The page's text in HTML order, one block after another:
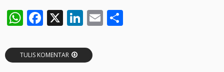
WhatsApp
Facebook
X LinkedIn
Email
TULIS KOMENTAR